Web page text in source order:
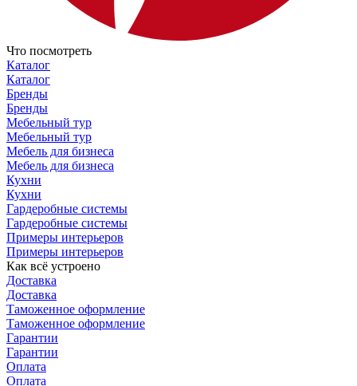
Что посмотреть
Каталог
Каталог
Бренды
Бренды
Мебельный тур
Мебельный тур
Мебель для бизнеса
Мебель для бизнеса
Кухни
Кухни
Гардеробные системы
Гардеробные системы
Примеры интерьеров
Примеры интерьеров
Как всё устроено
Доставка
Доставка
Таможенное оформление
Таможенное оформление
Гарантии
Гарантии
Оплата
Оплата